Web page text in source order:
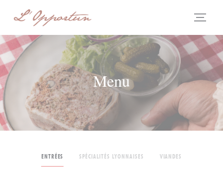
Menu
ENTRÉES SPÉCIALITÉS LYONNAISES VIANDES